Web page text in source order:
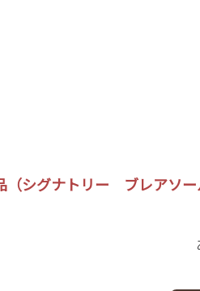
（シグナトリー ブレアソ